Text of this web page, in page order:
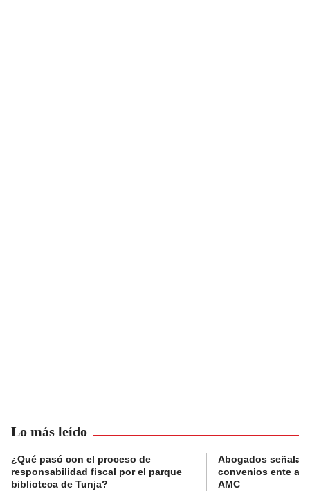
Lo más leído
¿Qué pasó con el proceso de
responsabilidad fiscal por el parque
biblioteca de Tunja?
Abogados
convenios ente
AMC